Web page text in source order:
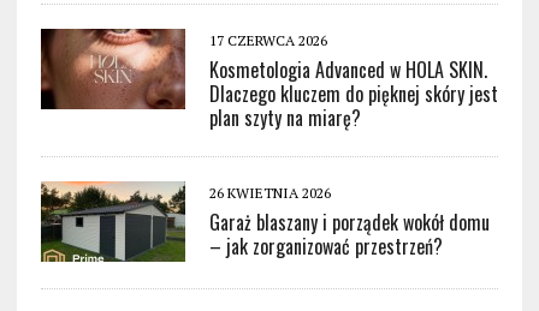
17 CZERWCA 2026
Kosmetologia Advanced w HOLA SKIN.
Dlaczego kluczem do pięknej skóry jest
plan szyty na miarę?
26 KWIETNIA 2026
Garaż blaszany i porządek wokół domu
– jak zorganizować przestrzeń?